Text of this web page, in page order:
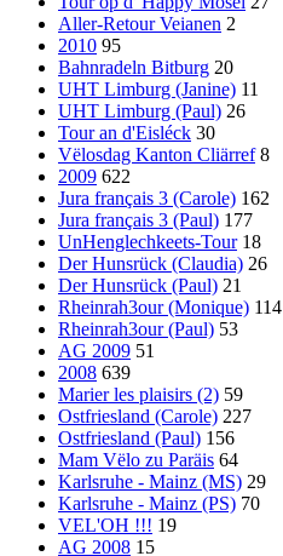
Aller-Retour Veianen 2
2010 95
Bahnradeln Bitburg 20
UHT Limburg (Janine) 11
UHT Limburg (Paul) 26
Tour an d'Eisléck 30
Vëlosdag Kanton Cliärref 8
2009 622
Jura français 3 (Carole) 162
Jura français 3 (Paul) 177
UnHenglechkeets-Tour 18
Der Hunsrück (Claudia) 26
Der Hunsrück (Paul) 21
Rheinrah3our (Monique) 114
Rheinrah3our (Paul) 53
AG 2009 51
2008 639
Marier les plaisirs (2) 59
Ostfriesland (Carole) 227
Ostfriesland (Paul) 156
Mam Vëlo zu Paräis 64
Karlsruhe - Mainz (MS) 29
Karlsruhe - Mainz (PS) 70
VEL'OH !!! 19
AG 2008 15